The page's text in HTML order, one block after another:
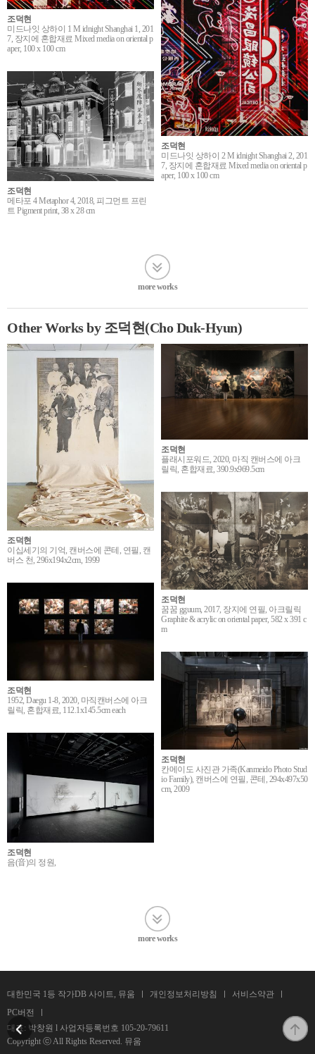
조덕현
미드나잇 상하이 1 M idnight Shanghai 1, 201
7, 장지에 혼합재료 Mixed media on oriental p
aper, 100 x 100 cm
조덕현
미드나잇 상하이 2 M idnight Shanghai 2, 201
7, 장지에 혼합재료 Mixed media on oriental p
aper, 100 x 100 cm
조덕현
메타포 4 Metaphor 4, 2018, 피그먼트 프린
트 Pigment print, 38 x 28 cm
more works
Other Works by 조덕현(Cho Duk-Hyun)
조덕현
이십세기의 기억, 캔버스에 콘테, 연필, 캔
버스 천, 296x194x2cm, 1999
조덕현
플래시포워드, 2020, 마직 캔버스에 아크
릴릭, 혼합재료, 390.9x969.5cm
조덕현
꿈꿈 gguum, 2017, 장지에 연필, 아크릴릭
Graphite & acrylic on oriental paper, 582 x 391 c
m
조덕현
1952, Daegu 1-8, 2020, 마직캔버스에 아크
릴릭, 혼합재료, 112.1x145.5cm each
조덕현
칸메이도 사진관 가족(Kanmeido Photo Stud
io Family), 캔버스에 연필, 콘테, 294x497x50
cm, 2009
조덕현
음(音)의 정원,
more works
대한민국 1등 작가DB 사이트, 뮤움 개인정보처리방침
서비스약관
PC버전
대표: 박창원 l 사업자등록번호 105-20-79611
Copyright ⓒ All Rights Reserved. 뮤움